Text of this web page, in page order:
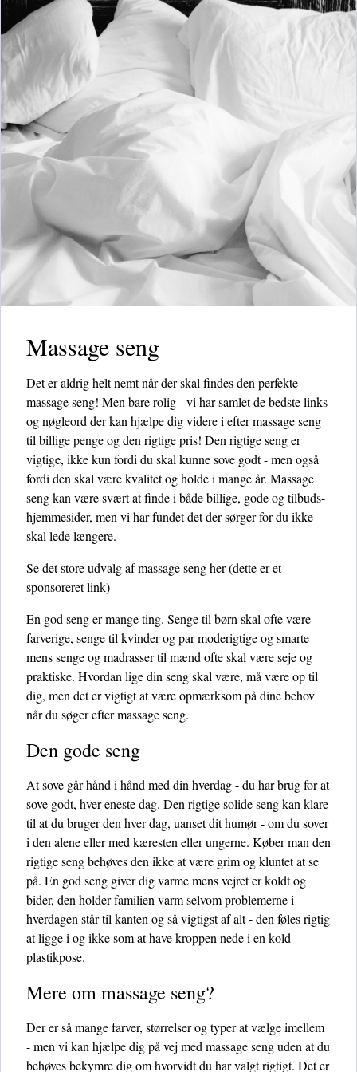
Massage seng
Det er aldrig helt nemt når der skal findes den perfekte
massage seng! Men bare rolig - vi har samlet de bedste links
og nøgleord der kan hjælpe dig videre i efter massage seng
til billige penge og den rigtige pris! Den rigtige seng er
vigtige, ikke kun fordi du skal kunne sove godt - men også
fordi den skal være kvalitet og holde i mange år. Massage
seng kan være svært at finde i både billige, gode og tilbuds-
hjemmesider, men vi har fundet det der sørger for du ikke
skal lede længere.
Se det store udvalg af massage seng her(dette er et
sponsoreret link)
En god seng er mange ting. Senge til børn skal ofte være
farverige, senge til kvinder og par moderigtige og smarte -
mens senge og madrasser til mænd ofte skal være seje og
praktiske. Hvordan lige din seng skal være, må være op til
dig, men det er vigtigt at være opmærksom på dine behov
når du søger efter massage seng.
Den gode seng
At sove går hånd i hånd med din hverdag - du har brug for at
sove godt, hver eneste dag. Den rigtige solide seng kan klare
til at du bruger den hver dag, uanset dit humør - om du sover
i den alene eller med kæresten eller ungerne. Køber man den
rigtige seng behøves den ikke at være grim og kluntet at se
på. En god seng giver dig varme mens vejret er koldt og
bider, den holder familien varm selvom problemerne i
hverdagen står til kanten og så vigtigst af alt - den føles rigtig
at ligge i og ikke som at have kroppen nede i en kold
plastikpose.
Mere om massage seng?
Der er så mange farver, størrelser og typer at vælge imellem
- men vi kan hjælpe dig på vej med massage seng uden at du
behøves bekymre dig om hvorvidt du har valgt rigtigt. Det er